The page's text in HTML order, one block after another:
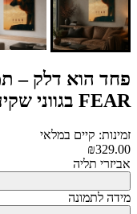
פחד הוא דלק –
FEAR בגווני שקיעה | GT5663
זמינות: קיים במלאי
₪329.00
אביזרי תליה
מידה לתמונה